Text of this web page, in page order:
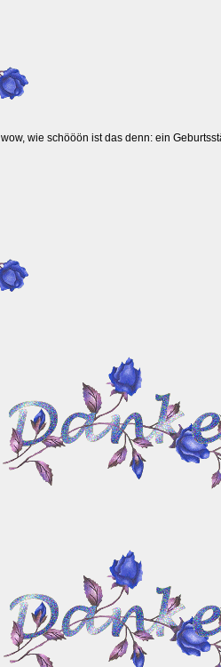
wow, wie schööön ist das denn: ein